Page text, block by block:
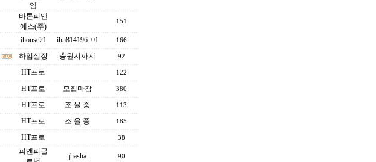
엠
바론피앤
에스(주)
151
ihouse21 ih5814196_01 166
하임실장 충원시까지 92
HT프로 122
HT프로 모집마감 380
HT프로 조 율 중 113
HT프로 조 율 중 185
HT프로 38
피앤피글
jhasha 90